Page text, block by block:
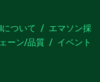
について
エマソン採
ーン/品質 イベント